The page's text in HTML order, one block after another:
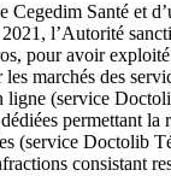
Cegedim Santé et
l’Autorité
pour avoir
marchés des
ligne (service
permettant la
(service Doctolib
consistant